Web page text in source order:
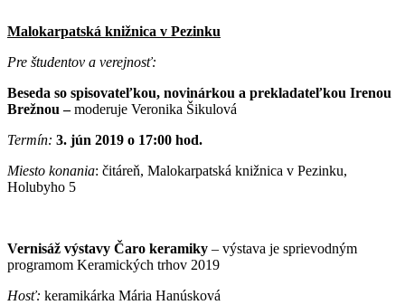
Malokarpatská knižnica v Pezinku
Pre študentov a verejnosť:
Beseda so spisovateľkou, novinárkou a prekladateľkou Irenou
Brežnou –moderuje Veronika Šikulová
Termín: 3. jún 2019 o 17:00 hod.
Miesto konania: čitáreň, Malokarpatská knižnica v Pezinku,
Holubyho 5
Vernisáž výstavy Čaro keramiky – výstava je sprievodným
programom Keramických trhov 2019
Hosť: keramikárka Mária Hanúsková